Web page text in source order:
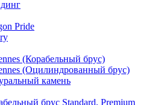
Pride
(Корабельный брус)
(Оцилиндрованный брус)
камень
брус Standard, Premium